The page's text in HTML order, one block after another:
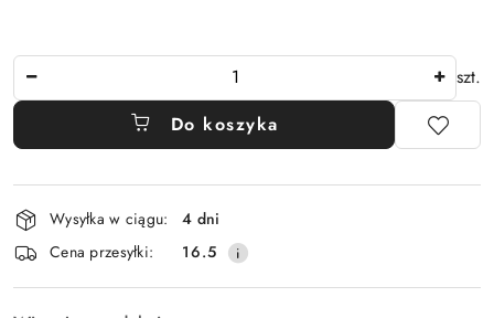
szt.
Do koszyka
Dostępność
i
dostawa
Wysyłka w ciągu:
4 dni
Cena przesyłki:
16.5